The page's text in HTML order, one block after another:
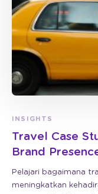
INSIGHTS
Travel Case
Brand
Pelajari bagaimana
meningkatkan